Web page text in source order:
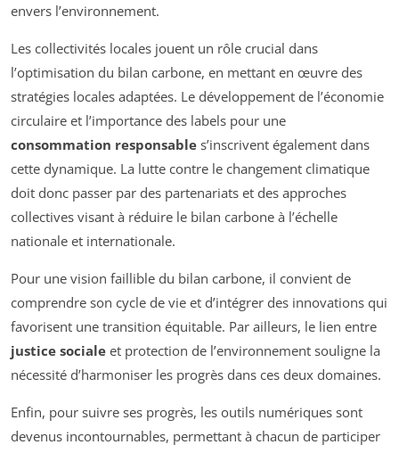
envers l’environnement.
Les collectivités locales jouent un rôle crucial dans
l’optimisation du bilan carbone, en mettant en œuvre des
stratégies locales adaptées. Le développement de l’économie
circulaire et l’importance des labels pour une
consommation responsable s’inscrivent également dans
cette dynamique. La lutte contre le changement climatique
doit donc passer par des partenariats et des approches
collectives visant à réduire le bilan carbone à l’échelle
nationale et internationale.
Pour une vision faillible du bilan carbone, il convient de
comprendre son cycle de vie et d’intégrer des innovations qui
favorisent une transition équitable. Par ailleurs, le lien entre
justice sociale et protection de l’environnement souligne la
nécessité d’harmoniser les progrès dans ces deux domaines.
Enfin, pour suivre ses progrès, les outils numériques sont
devenus incontournables, permettant à chacun de participer